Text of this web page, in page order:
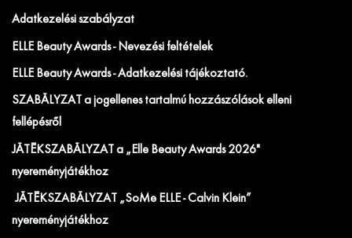
Adatkezelési szabályzat
ELLE Beauty Awards - Nevezési feltételek
ELLE Beauty Awards - Adatkezelési tájékoztató.
SZABÁLYZAT a jogellenes tartalmú hozzászólások elleni
fellépésről
JÁTÉKSZABÁLYZAT a „Elle Beauty Awards 2026"
nyereményjátékhoz
JÁTÉKSZABÁLYZAT „SoMe ELLE - Calvin Klein”
nyereményjátékhoz